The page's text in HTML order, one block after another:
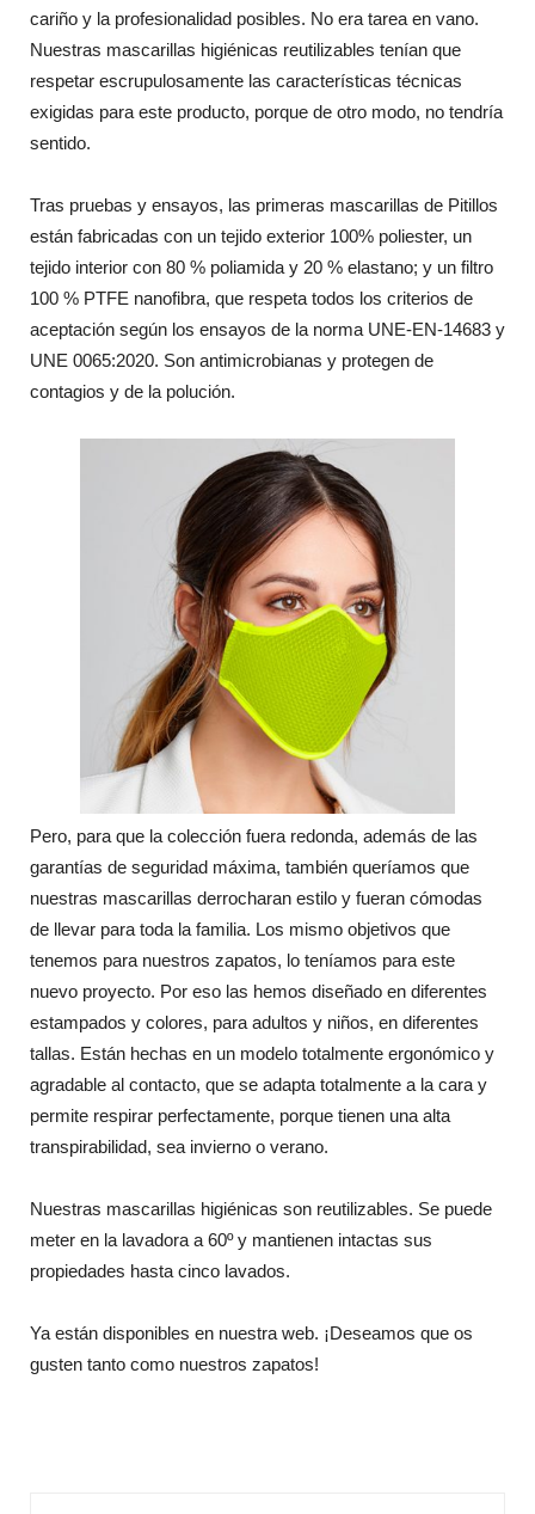
cariño y la profesionalidad posibles. No era tarea en vano.
Nuestras mascarillas higiénicas reutilizables tenían que
respetar escrupulosamente las características técnicas
exigidas para este producto, porque de otro modo, no tendría
sentido.
Tras pruebas y ensayos, las primeras mascarillas de Pitillos
están fabricadas con un tejido exterior 100% poliester, un
tejido interior con 80 % poliamida y 20 % elastano; y un filtro
100 % PTFE nanofibra, que respeta todos los criterios de
aceptación según los ensayos de la norma UNE-EN-14683 y
UNE 0065:2020. Son antimicrobianas y protegen de
contagios y de la polución.
Pero, para que la colección fuera redonda, además de las
garantías de seguridad máxima, también queríamos que
nuestras mascarillas derrocharan estilo y fueran cómodas
de llevar para toda la familia. Los mismo objetivos que
tenemos para nuestros zapatos, lo teníamos para este
nuevo proyecto. Por eso las hemos diseñado en diferentes
estampados y colores, para adultos y niños, en diferentes
tallas. Están hechas en un modelo totalmente ergonómico y
agradable al contacto, que se adapta totalmente a la cara y
permite respirar perfectamente, porque tienen una alta
transpirabilidad, sea invierno o verano.
Nuestras mascarillas higiénicas son reutilizables. Se puede
meter en la lavadora a 60º y mantienen intactas sus
propiedades hasta cinco lavados.
Ya están disponibles en nuestra web. ¡Deseamos que os
gusten tanto como nuestros zapatos!